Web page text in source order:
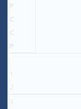
P
C
C
P
1
2
3